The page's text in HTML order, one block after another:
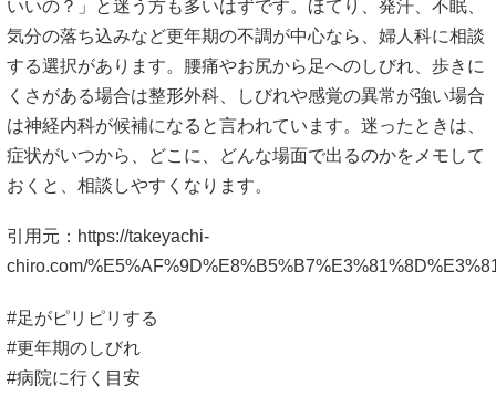
いいの？」と迷う方も多いはずです。ほてり、発汗、不眠、
気分の落ち込みなど更年期の不調が中心なら、婦人科に相談
する選択があります。腰痛やお尻から足へのしびれ、歩きに
くさがある場合は整形外科、しびれや感覚の異常が強い場合
は神経内科が候補になると言われています。迷ったときは、
症状がいつから、どこに、どんな場面で出るのかをメモして
おくと、相談しやすくなります。
引用元： https://takeyachi-
chiro.com/
#足がピリピリする
#更年期のしびれ
#病院に行く目安